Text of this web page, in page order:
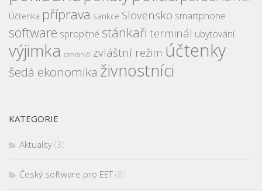
Účtenka příprava sankce Slovensko smartphone
software spropitné stánkaři terminál ubytování
výjimka zahraničí zvláštní režim účtenky
šedá ekonomika živnostníci
KATEGORIE
Aktuality (3)
Český software pro EET(8)